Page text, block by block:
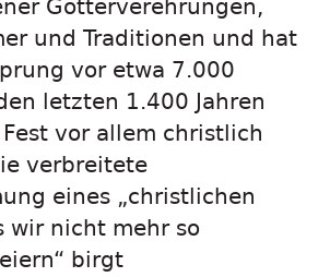
Götterverehrungen,
und Traditionen und hat
vor etwa 7.000
letzten 1.400 Jahren
vor allem christlich
verbreitete
eines „christlichen
wir nicht mehr so
birgt